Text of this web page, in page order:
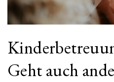
Geht auch